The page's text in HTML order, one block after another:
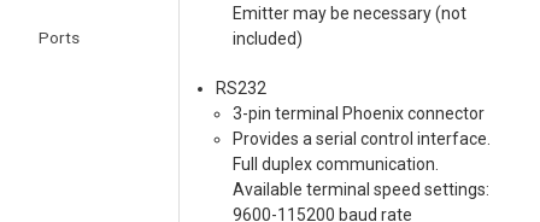
Ports
Emitter may be necessary (not
included)
RS232
3-pin terminal Phoenix connector
Provides a serial control interface.
Full duplex communication.
Available terminal speed settings:
9600-115200 baud rate